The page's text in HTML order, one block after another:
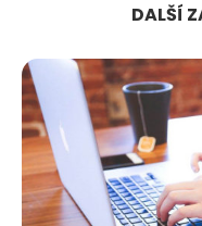
DALŠÍ